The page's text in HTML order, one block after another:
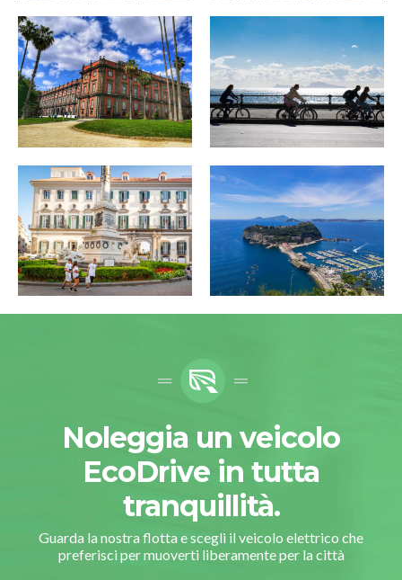
Noleggia un veicolo
EcoDrive in tutta
tranquillità.
Guarda la nostra flotta e scegli il veicolo elettrico che
preferisci per muoverti liberamente per la città